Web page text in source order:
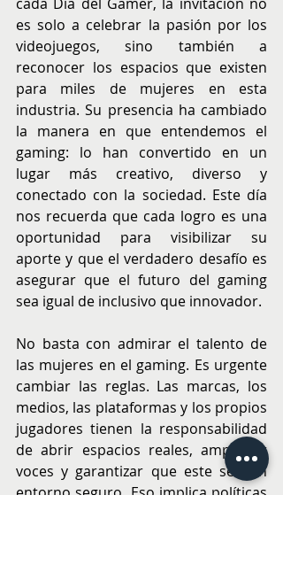
es solo a celebrar la pasión por los
videojuegos, sino también a
reconocer los espacios que existen
para miles de mujeres en esta
industria. Su presencia ha cambiado
la manera en que entendemos el
gaming: lo han convertido en un
lugar más creativo, diverso y
conectado con la sociedad. Este día
nos recuerda que cada logro es una
oportunidad para visibilizar su
aporte y que el verdadero desafío es
asegurar que el futuro del gaming
sea igual de inclusivo que innovador.
No basta con admirar el talento de
las mujeres en el gaming. Es urgente
cambiar las reglas. Las marcas, los
medios, las plataformas y los propios
jugadores tienen la responsabilidad
de abrir espacios reales, amplificar
voces y garantizar que este sea un
entorno seguro. Eso implica políticas